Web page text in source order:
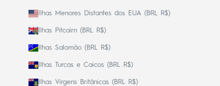
Ilhas Menores Distantes dos EUA (BRL R$)
Ilhas Pitcairn (BRL R$)
Ilhas Salomão (BRL R$)
Ilhas Turcas e Caicos (BRL R$)
Ilhas Virgens Britânicas (BRL R$)